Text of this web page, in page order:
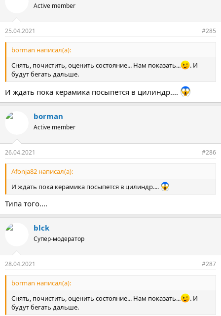
Active member
25.04.2021 #285
borman написал(а):
Снять, почистить, оценить состояние... Нам показать...
. И
будут бегать дальше.
И ждать пока керамика посыпется в цилиндр....
borman
Active member
26.04.2021 #286
Afonja82 написал(а):
И ждать пока керамика посыпется в цилиндр....
Типа того....
blck
Супер-модератор
28.04.2021 #287
borman написал(а):
Снять, почистить, оценить состояние... Нам показать...
. И
будут бегать дальше.